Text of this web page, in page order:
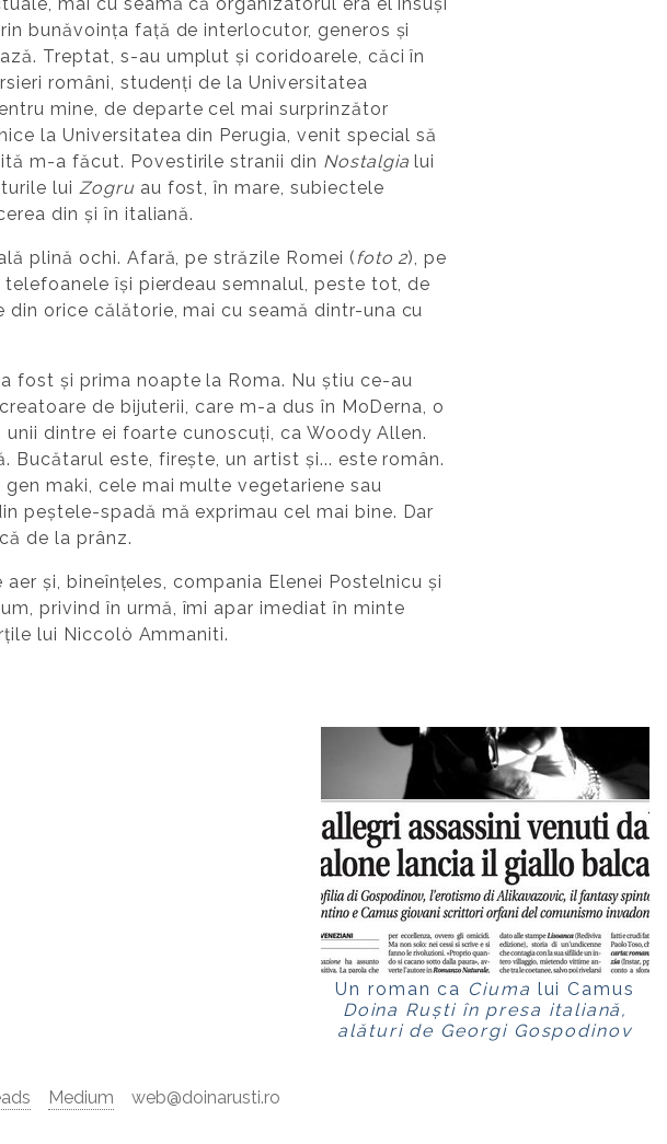
bunăvoința față de interlocutor, generos și
Treptat, s-au umplut și coridoarele, căci în
români, studenți de la Universitatea
mine, de departe cel mai surprinzător
la Universitatea din Perugia, venit special să
m-a făcut. Povestirile stranii din Nostalgia lui
lui Zogru au fost, în mare, subiectele
din și în italiană.
plină ochi. Afară, pe străzile Romei ( foto 2), pe
își pierdeau semnalul, peste tot, de
orice călătorie, mai cu seamă dintr-una cu
fost și prima noapte la Roma. Nu știu ce-au
de bijuterii, care m-a dus în MoDerna, o
dintre ei foarte cunoscuți, ca Woody Allen.
este, firește, un artist și... este român.
maki, cele mai multe vegetariene sau
peștele-spadă mă exprimau cel mai bine. Dar
de la prânz.
și, bineînțeles, compania Elenei Postelnicu și
privind în urmă, îmi apar imediat în minte
lui Niccolò Ammaniti.
Un roman ca Ciuma lui Camus
Doina Ruști în presa italiană,
alături de Georgi Gospodinov
Medium web@doinarusti.ro